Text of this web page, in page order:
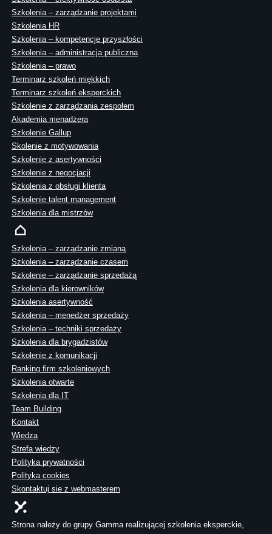
Szkolenia – zarządzanie projektami
Szkolenia HR
Szkolenia – kompetencje przyszłości
Szkolenia – administracja publiczna
Szkolenia – prawo
Terminarz szkoleń miękkich
Terminarz szkoleń eksperckich
Szkolenie z zarządzania zespołem
Akademia menadżera
Szkolenie Gallup
Skolenie z motywowania
Szkolenie z asertywności
Szkolenie z negocjacji
Szkolenia z obsługi klienta
Szkolenie talent management
Szkolenia dla mistrzów
Szkolenia – zarządzanie zmianą
Szkolenia – zarządzanie czasem
Szkolenie – zarządzanie sprzedażą
Szkolenia dla kierowników
Szkolenia asertywność
Szkolenia – menedżer sprzedaży
Szkolenia – techniki sprzedaży
Szkolenia dla brygadzistów
Szkolenie z komunikacji
Ranking firm szkoleniowych
Szkolenia otwarte
Szkolenia dla IT
Team Building
Kontakt
Wiedza
Strefa wiedzy
Polityka prywatności
Polityka cookies
Skontaktuj sie z webmasterem
Strona należy do grupy Gamma realizującej szkolenia eksperckie,